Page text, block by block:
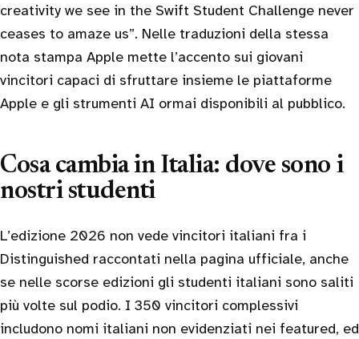
creativity we see in the Swift Student Challenge never
ceases to amaze us”. Nelle traduzioni della stessa
nota stampa Apple mette l’accento sui giovani
vincitori capaci di sfruttare insieme le piattaforme
Apple e gli strumenti AI ormai disponibili al pubblico.
Cosa cambia in Italia: dove sono i
nostri studenti
L’edizione 2026 non vede vincitori italiani fra i
Distinguished raccontati nella pagina ufficiale, anche
se nelle scorse edizioni gli studenti italiani sono saliti
più volte sul podio. I 350 vincitori complessivi
includono nomi italiani non evidenziati nei featured, ed